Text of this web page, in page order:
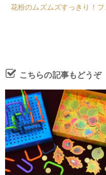
花粉のムズムズすっきり！
こちらの記事もどうぞ